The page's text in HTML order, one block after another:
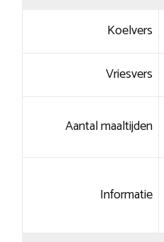
Koelvers
Vriesvers
Aantal maaltijden
Informatie